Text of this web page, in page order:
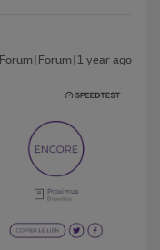
Forum|Forum|1 year ago